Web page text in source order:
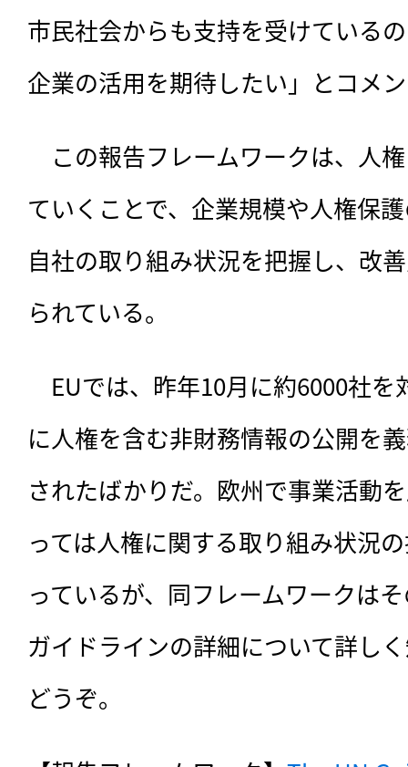
市民社会からも支持を受けている
企業の活用を期待したい」とコメ
この報告フレームワークは、人
ていくことで、企業規模や人権保
自社の取り組み状況を把握し、改
られている。
EUでは、昨年10月に約6000社を
に人権を含む非財務情報の公開を
されたばかりだ。欧州で事業活動
っては人権に関する取り組み状況
っているが、同フレームワークは
ガイドラインの詳細について詳し
どうぞ。